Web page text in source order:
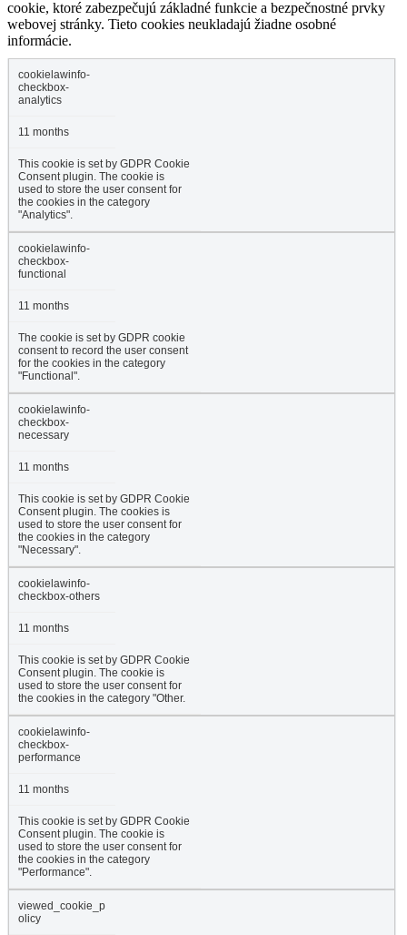
cookie, ktoré zabezpečujú základné funkcie a bezpečnostné prvky
webovej stránky. Tieto cookies neukladajú žiadne osobné
informácie.
cookielawinfo-
checkbox-
analytics
11 months
This cookie is set by GDPR Cookie
Consent plugin. The cookie is
used to store the user consent for
the cookies in the category
"Analytics".
cookielawinfo-
checkbox-
functional
11 months
The cookie is set by GDPR cookie
consent to record the user consent
for the cookies in the category
"Functional".
cookielawinfo-
checkbox-
necessary
11 months
This cookie is set by GDPR Cookie
Consent plugin. The cookies is
used to store the user consent for
the cookies in the category
"Necessary".
cookielawinfo-
checkbox-others
11 months
This cookie is set by GDPR Cookie
Consent plugin. The cookie is
used to store the user consent for
the cookies in the category "Other.
cookielawinfo-
checkbox-
performance
11 months
This cookie is set by GDPR Cookie
Consent plugin. The cookie is
used to store the user consent for
the cookies in the category
"Performance".
viewed_cookie_p
olicy